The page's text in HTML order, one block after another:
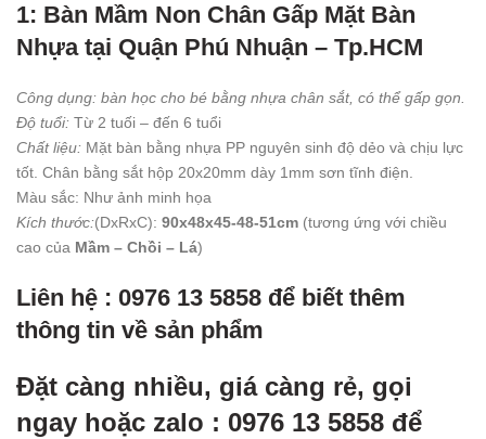
1: Bàn Mầm Non Chân Gấp Mặt Bàn
Nhựa tại Quận Phú Nhuận – Tp.HCM
Công dụng: bàn học cho bé bằng nhựa chân sắt, có thể gấp gọn.
Độ tuổi: Từ 2 tuối – đến 6 tuổi
Chất liệu: Mặt bàn bằng nhựa PP nguyên sinh độ dẻo và chịu lực
tốt. Chân bằng sắt hộp 20x20mm dày 1mm sơn tĩnh điện.
Màu sắc: Như ảnh minh họa
Kích thước:(DxRxC): 90x48x45-48-51cm (tương ứng với chiều
cao của Mầm – Chồi – Lá)
Liên hệ : 0976 13 5858 để biết thêm
thông tin về sản phẩm
Đặt càng nhiều, giá càng rẻ, gọi
ngay hoặc zalo : 0976 13 5858 để